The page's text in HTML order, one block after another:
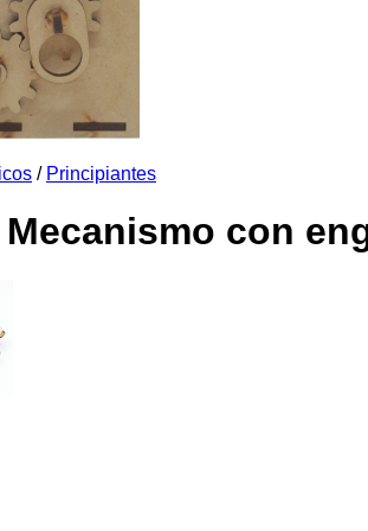
/ Principiantes
con